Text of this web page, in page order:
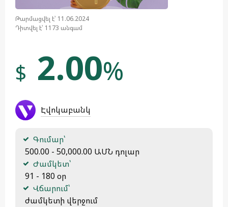
Թարմացվել է՝ 11.06.2024
Դիտվել է՝ 1173 անգամ
$ 2.00%
Էվոկաբանկ
Գումար՝
500.00 - 50,000.00 ԱՄՆ դոլար
Ժամկետ՝
91 - 180 օր
Վճարում՝
ժամկետի վերջում